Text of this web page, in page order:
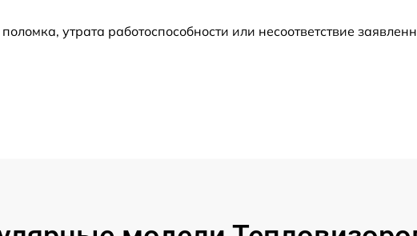
утрата работоспособности или несоответствие